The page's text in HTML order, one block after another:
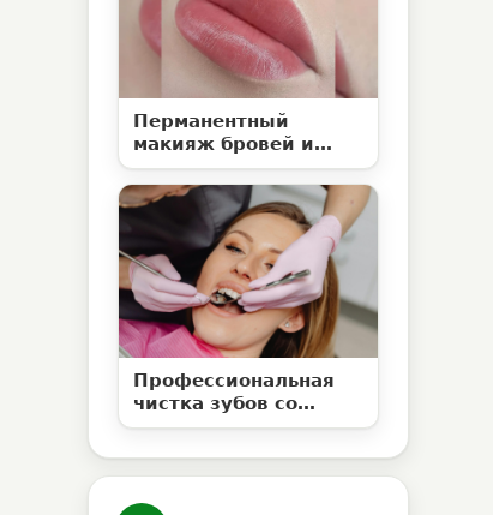
Перманентный
макияж бровей и
ламинирование
ресниц со скидкой до
50%
Профессиональная
чистка зубов со
скидкой 50% в